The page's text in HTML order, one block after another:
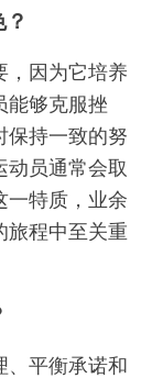
，因为它培养
能够克服挫
保持一致的努
动员通常会取
一特质，业余
旅程中至关重
、平衡承诺和